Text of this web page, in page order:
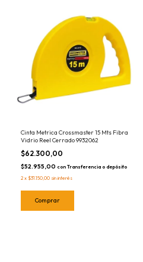
Cinta Metrica Crossmaster 15 Mts Fibra
Vidrio Reel Cerrado 9932062
$62.300,00
$52.955,00 con Transferencia o depósito
2 x $31.150,00 sin interés